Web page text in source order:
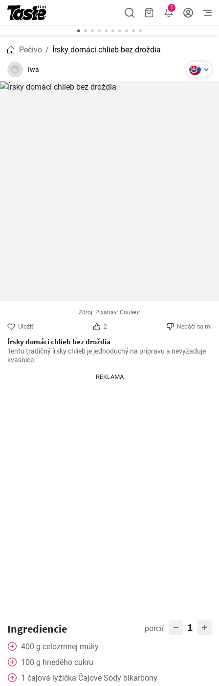
1
Pečivo Írsky domáci chlieb bez droždia
Iwa
Zdroj: Pixabay: Couleur
Uložiť 2 Nepáči sa mi
Írsky domáci chlieb bez droždia
Tento tradičný írsky chlieb je jednoduchý na prípravu a nevyžaduje
kvasnice.
REKLAMA
Ingrediencie porcií 1
400 g celozrnnej múky
100 g hnedého cukru
1 čajová lyžička Čajové Sódy bikarbóny